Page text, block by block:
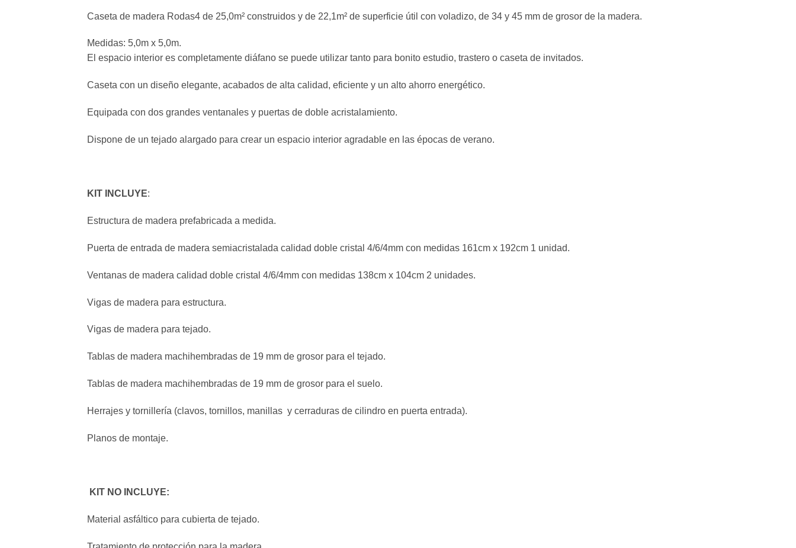
Caseta de madera Rodas4 de 25,0m² construidos y de 22,1m² de superficie útil con voladizo, de 34 y 45 mm de grosor de la madera.
Medidas: 5,0m x 5,0m.
El espacio interior es completamente diáfano se puede utilizar tanto para bonito estudio, trastero o caseta de invitados.
Caseta con un diseño elegante, acabados de alta calidad, eficiente y un alto ahorro energético.
Equipada con dos grandes ventanales y puertas de doble acristalamiento.
Dispone de un tejado alargado para crear un espacio interior agradable en las épocas de verano.
KIT INCLUYE:
Estructura de madera prefabricada a medida.
Puerta de entrada de madera semiacristalada calidad doble cristal 4/6/4mm con medidas 161cm x 192cm 1 unidad.
Ventanas de madera calidad doble cristal 4/6/4mm con medidas 138cm x 104cm 2 unidades.
Vigas de madera para estructura.
Vigas de madera para tejado.
Tablas de madera machihembradas de 19 mm de grosor para el tejado.
Tablas de madera machihembradas de 19 mm de grosor para el suelo.
Herrajes y tornillería (clavos, tornillos, manillas y cerraduras de cilindro en puerta entrada).
Planos de montaje.
KIT NO INCLUYE:
Material asfáltico para cubierta de tejado.